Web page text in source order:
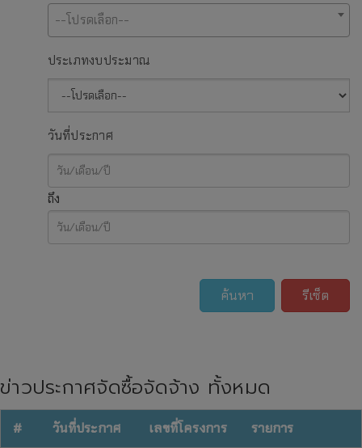
--โปรดเลือก--
ประเภทงบประมาณ
วันที่ประกาศ
ถึง
ค้นหา รีเซ็ต
ข่าวประกาศจัดซื้อจัดจ้าง ทั้งหมด
# วันที่ประกาศ เลขที่โครงการ รายการ